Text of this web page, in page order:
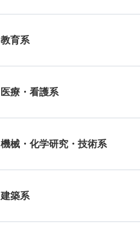
教育系
医療・看護系
機械・化学研究・技術系
建築系